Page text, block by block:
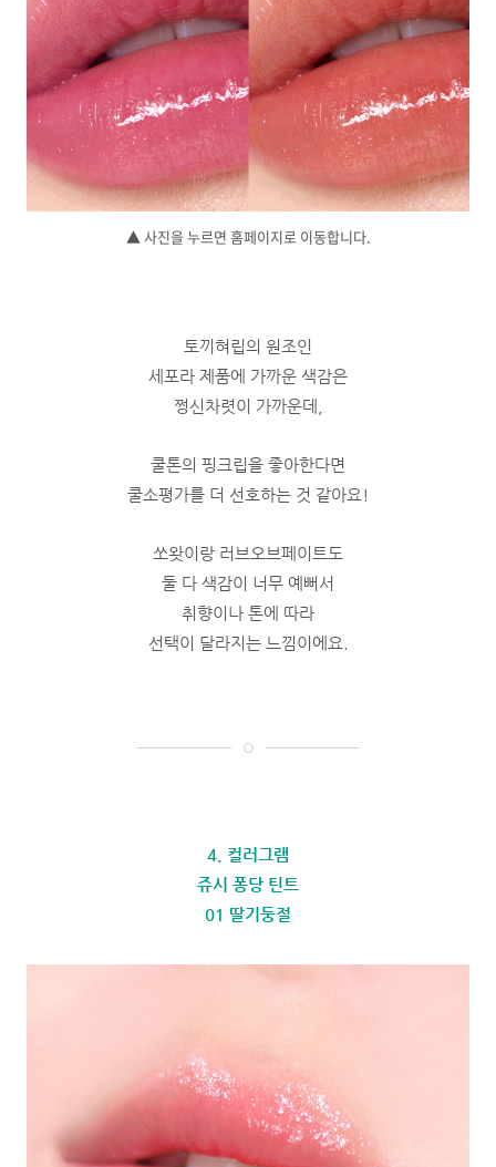
▲ 사진을 누르면 홈페이지로 이동합니다.
토끼혀립의 원조인
세포라 제품에 가까운 색감은
쩡신차렷이 가까운데,
쿨톤의 핑크립을 좋아한다면
쿨소평가를 더 선호하는 것 같아요!
쏘왓이랑 러브오브페이트도
둘 다 색감이 너무 예뻐서
취향이나 톤에 따라
선택이 달라지는 느낌이에요.
4. 컬러그램
쥬시 퐁당 틴트
01 딸기둥절